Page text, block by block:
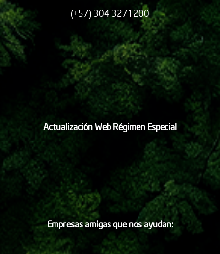
(+57) 304 3271200
Actualización Web Régimen Especial
Empresas amigas que nos ayudan: